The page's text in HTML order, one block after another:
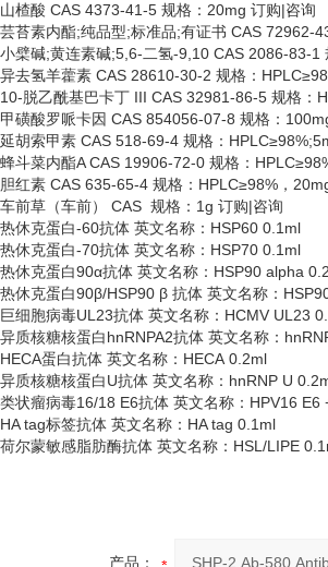
山楂酸 CAS 4373-41-5 规格：20mg 订购|咨询
芸苔素内酯;纯品型;标准品;有证书 CAS 72962-
小檗碱;黄连素碱;5,6-二氢-9,10 CAS 2086-83-
异去氢羊藿素 CAS 28610-30-2 规格：
10-脱乙酰基巴卡丁 III CAS 32981-86-5 规格：
甲磺酸罗哌卡因 CAS 854056-07-8 规格：
延胡索甲素 CAS 518-69-4 规格：
蜂斗菜内酯A CAS 19906-72-0 规格：
胆红素 CAS 635-65-4 规格：HPLC≥98%，
车前草（车前）
CAS 规格：1g 订购|咨询
热休克蛋白-60抗体 英文名称：HSP60 0.1ml
热休克蛋白-70抗体 英文名称：HSP70 0.1ml
热休克蛋白90α抗体 英文名称：HSP90 alpha
热休克蛋白90β/HSP90 β 抗体 英文名称：
巨细胞病毒UL23抗体 英文名称：HCMV UL23
异质核糖核蛋白hnRNPA2抗体 英文名称：
HECA蛋白抗体 英文名称：HECA 0.2ml
异质核糖核蛋白U抗体 英文名称：hnRNP U
类状瘤病毒16/18 E6抗体 英文名称：HPV16 E6
HA tag标签抗体 英文名称：HA tag 0.1ml
荷尔蒙敏感脂肪酶抗体 英文名称： HSL/LIPE
产品：